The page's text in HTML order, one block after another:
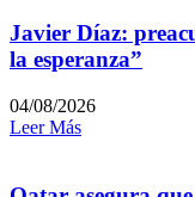
Javier Díaz:
la esperanza”
04/08/2026
Leer Más